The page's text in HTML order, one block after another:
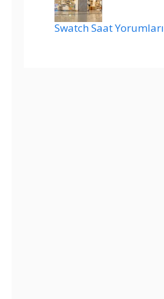
Swatch Saat Yorumları